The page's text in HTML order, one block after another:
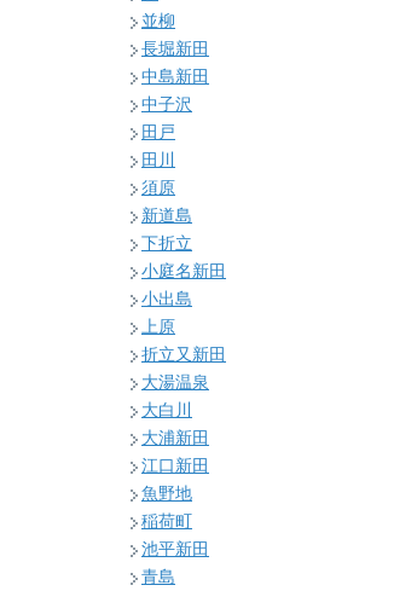
並柳
長堀新田
中島新田
中子沢
田戸
田川
須原
新道島
下折立
小庭名新田
小出島
上原
折立又新田
大湯温泉
大白川
大浦新田
江口新田
魚野地
稲荷町
池平新田
青島